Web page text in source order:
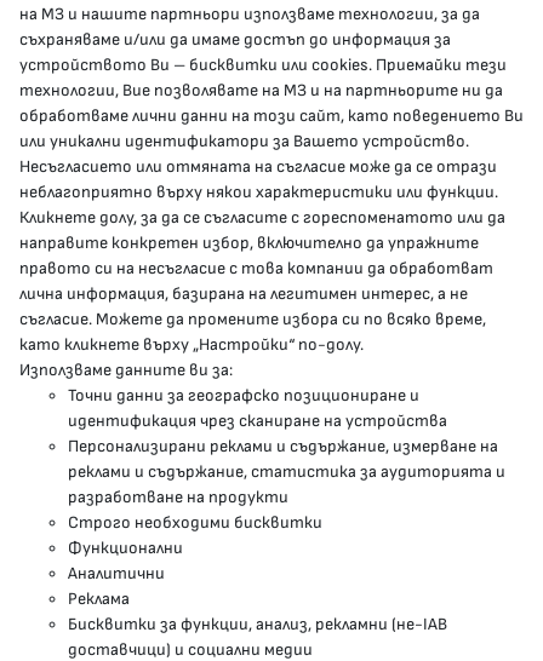
КОНТАКТИ
гр.София, 1000, пл. „Света Неделя“ №5
delovodstvo@mh.government.bg
presscenter@mh.government.bg
МЗ В СОЦИАЛНИТЕ МРЕЖИ
Facebook страница
Instragram профил
YouTube канал
Threads профил
Карта на сайта
Бисквитки
Условия за използване
на МЗ и нашите партньори използваме технологии, за да
съхраняваме и/или да имаме достъп до информация за
устройството Ви – бисквитки или cookies. Приемайки тези
технологии, Вие позволявате на МЗ и на партньорите ни да
обработваме лични данни на този сайт, като поведението Ви
или уникални идентификатори за Вашето устройство.
Несъгласието или отмяната на съгласие може да се отрази
неблагоприятно върху някои характеристики или функции.
Кликнете долу, за да се съгласите с гореспоменатото или да
направите конкретен избор, включително да упражните
правото си на несъгласие с това компании да обработват
лична информация, базирана на легитимен интерес, а не
съгласие. Можете да промените избора си по всяко време,
като кликнете върху „Настройки“ по-долу.
Използваме данните ви за:
Точни данни за географско позициониране и
идентификация чрез сканиране на устройства
Персонализирани реклами и съдържание, измерване на
реклами и съдържание, статистика за аудиторията и
разработване на продукти
Строго необходими бисквитки
Функционални
Аналитични
Реклама
Бисквитки за функции, анализ, рекламни (не-IAB
доставчици) и социални медии